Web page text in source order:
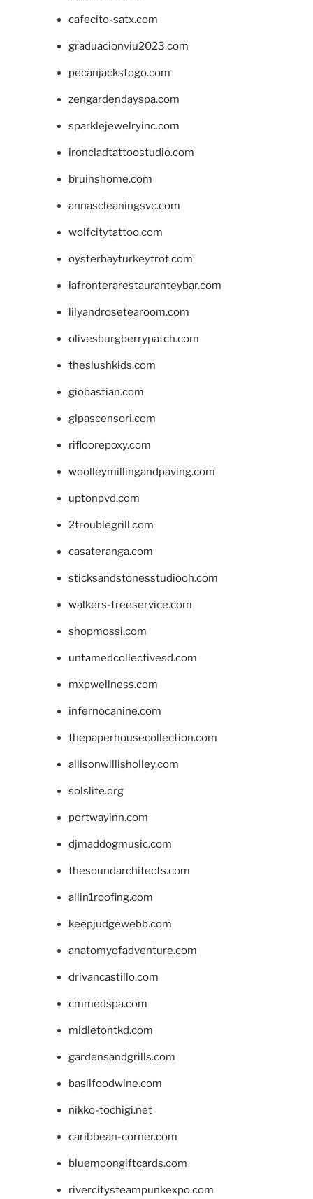
cafecito-satx.com
graduacionviu2023.com
pecanjackstogo.com
zengardendayspa.com
sparklejewelryinc.com
ironcladtattoostudio.com
bruinshome.com
annascleaningsvc.com
wolfcitytattoo.com
oysterbayturkeytrot.com
lafronterarestauranteybar.com
lilyandrosetearoom.com
olivesburgberrypatch.com
theslushkids.com
giobastian.com
glpascensori.com
rifloorepoxy.com
woolleymillingandpaving.com
uptonpvd.com
2troublegrill.com
casateranga.com
sticksandstonesstudiooh.com
walkers-treeservice.com
shopmossi.com
untamedcollectivesd.com
mxpwellness.com
infernocanine.com
thepaperhousecollection.com
allisonwillisholley.com
solslite.org
portwayinn.com
djmaddogmusic.com
thesoundarchitects.com
allin1roofing.com
keepjudgewebb.com
anatomyofadventure.com
drivancastillo.com
cmmedspa.com
midletontkd.com
gardensandgrills.com
basilfoodwine.com
nikko-tochigi.net
caribbean-corner.com
bluemoongiftcards.com
rivercitysteampunkexpo.com